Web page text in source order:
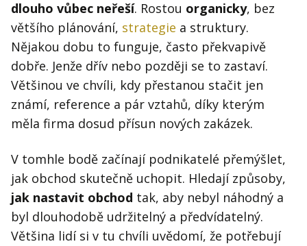
O mně
Přihlášení
Kontakt
Obchodní podmínky
Hledat
dlouho vůbec neřeší. Rostou organicky, bez
většího plánování, strategie a struktury.
Nějakou dobu to funguje, často překvapivě
dobře. Jenže dřív nebo později se to zastaví.
Většinou ve chvíli, kdy přestanou stačit jen
známí, reference a pár vztahů, díky kterým
měla firma dosud přísun nových zakázek.
V tomhle bodě začínají podnikatelé přemýšlet,
jak obchod skutečně uchopit. Hledají způsoby,
jak nastavit obchod tak, aby nebyl náhodný a
byl dlouhodobě udržitelný a předvídatelný.
Většina lidí si v tu chvíli uvědomí, že potřebují